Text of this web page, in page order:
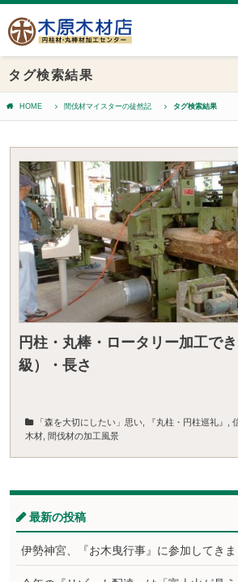
タグ検索結果
HOME 間伐材マイスターの徒然記 タグ検索結果
円柱・丸棒・ロータリー加工で
級）・長さ
「森を大切にしたい」思い 『丸柱・円柱巡礼』
木材 間伐材の加工風景
最新の投稿
伊勢神宮、『お木曳行事』に参加してきま